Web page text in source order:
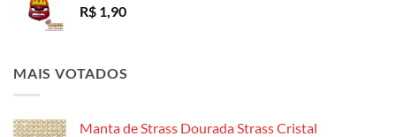
R$ 1,90
MAIS VOTADOS
Manta de Strass Dourada Strass Cristal